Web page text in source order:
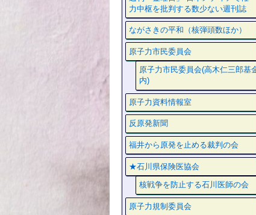
力中枢を批判する数少ない週刊誌
ながさきの平和（核弾頭数ほか）
原子力市民委員会
原子力市民委員会(高木仁三郎基
内)
原子力資料情報室
反原発新聞
福井から原発を止める裁判の会
★石川県保険医協会
核戦争を防止する石川医師の会
原子力規制委員会